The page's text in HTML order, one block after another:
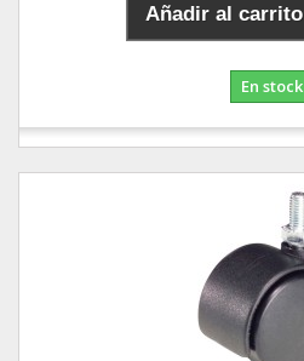
Añadir al carrito
En stock